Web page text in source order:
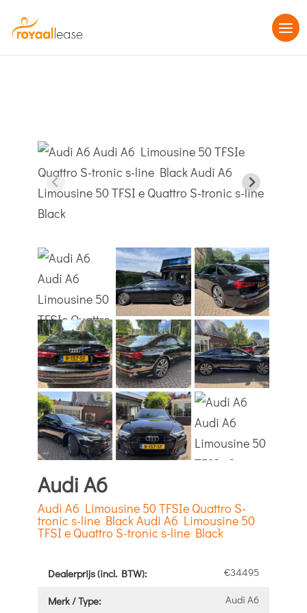
Audi A6
Audi A6 Limousine 50 TFSIe Quattro S-
tronic s-line Black Audi A6 Limousine 50
TFSI e Quattro S-tronic s-line Black
Dealerprijs (incl. BTW): €34495
Merk / Type: Audi A6